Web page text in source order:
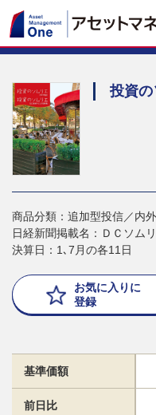
投資の
商品分類：追加型投信／内
日経新聞掲載名：ＤＣソム
決算日：1､7月の各11日
お気に入りに
登録
基準価額
前日比